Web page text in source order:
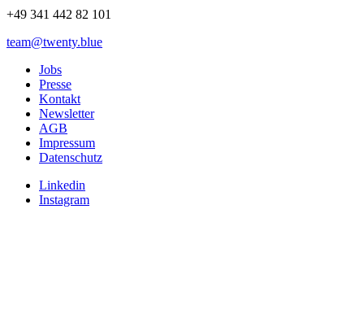
+49 341 442 82 101
team@twenty.blue
Jobs
Presse
Kontakt
Newsletter
AGB
Impressum
Datenschutz
Linkedin
Instagram